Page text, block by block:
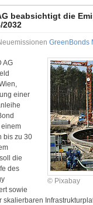
beabsichtigt die
2032
GreenBonds
© Pixabay
AG
einer
einem
bis zu 30
die
des
sowie
skalier­baren